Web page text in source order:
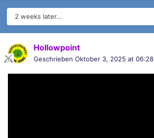
2 weeks later...
Hollowpoint
Geschrieben Oktober 3, 2025 at 06:28